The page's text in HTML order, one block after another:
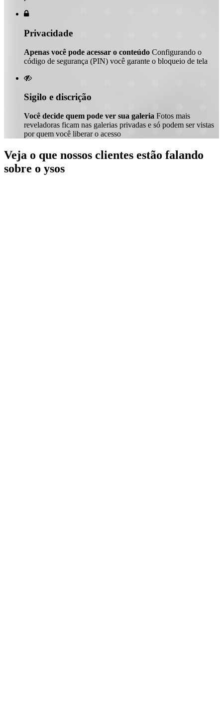

Privacidade
Apenas você pode acessar o conteúdo Configurando o
código de segurança (PIN) você garante o bloqueio de tela

Sigilo e discrição
Você decide quem pode ver sua galeria Fotos mais
reveladoras ficam nas galerias privadas e só podem ser vistas
por quem você liberar o acesso
Veja o que nossos clientes estão falando
sobre o ysos